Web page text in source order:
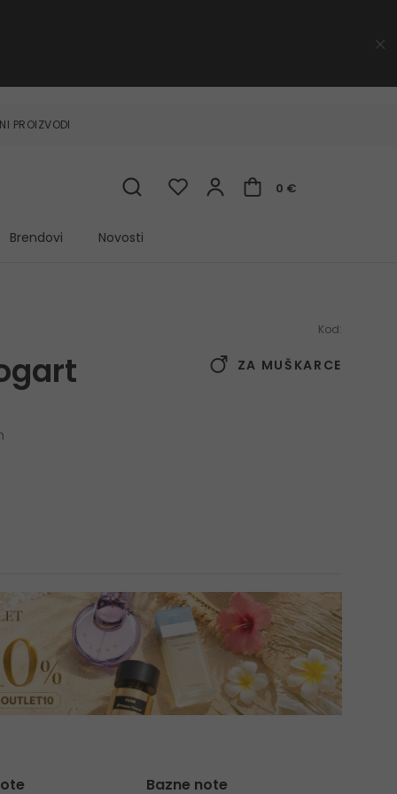
PROIZVODI
0 €
Brendovi Novosti
Kod:
ZA MUŠKARCE
Bazne note